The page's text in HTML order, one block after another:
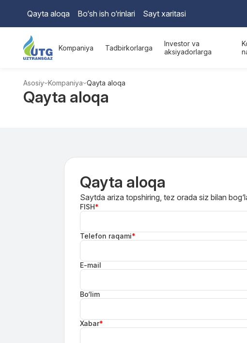
Qayta aloqa Bo‘sh ish o‘rinlari Sayt xaritasi
Kompaniya Tadbirkorlarga
Investor va
aksiyadorlarga
Asosiy Kompaniya Qayta aloqa
Qayta aloqa
Qayta aloqa
Saytda ariza topshiring, tez orada siz bilan
FISH*
Telefon raqami*
E-mail
Bo‘lim
Xabar*